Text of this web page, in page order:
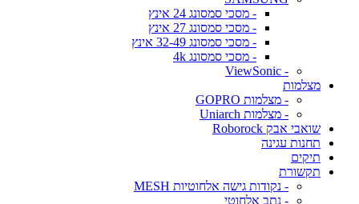
- מסכי סמסונג 24 אינץ
- מסכי סמסונג 27 אינץ
- מסכי סמסונג 32-49 אינץ
- מסכי סמסונג 4k
- ViewSonic
מצלמות
- מצלמות GOPRO
- מצלמות Uniarch
שואבי אבק Roborock
תחנות עגינה
תיקים
תקשורת
- נקודות גישה אלחוטיות MESH
- נתב אלחוטי